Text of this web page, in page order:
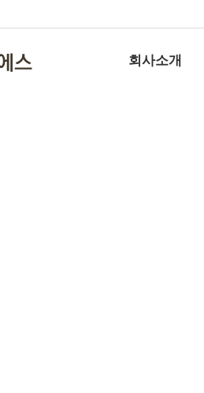
회사소개